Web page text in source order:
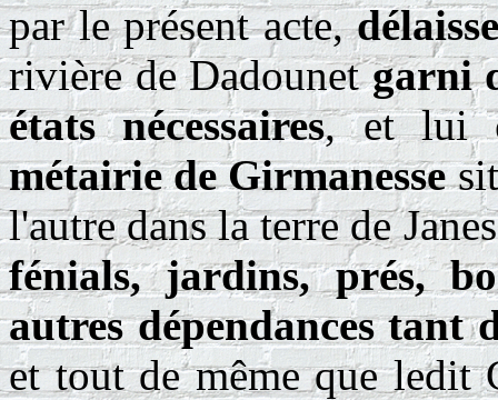
par le présent acte,
rivière de Dadounetgarni
états nécessaires, et lui
métairie de Girmanesse
l'autre dans la terre de
fénials, jardins, prés,
autres dépendances tant
et tout de même que ledit